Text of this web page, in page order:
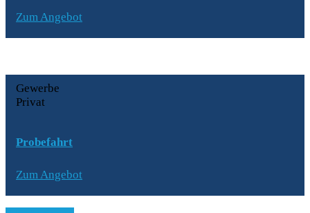
Zum Angebot
Gewerbe
Privat
Probefahrt
Zum Angebot